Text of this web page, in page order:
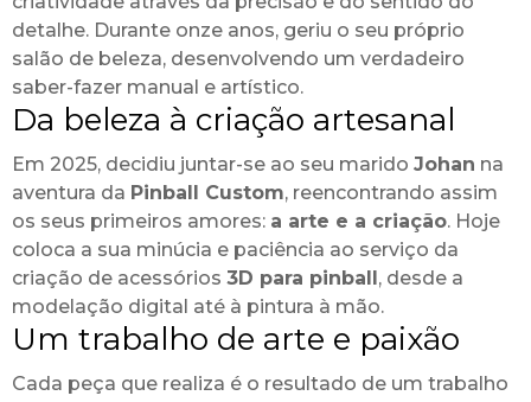
detalhe. Durante onze anos, geriu o seu próprio
salão de beleza, desenvolvendo um verdadeiro
saber-fazer manual e artístico.
Da beleza à criação artesanal
Em 2025, decidiu juntar-se ao seu marido Johan na
aventura da Pinball Custom, reencontrando assim
os seus primeiros amores: a arte e a criação. Hoje
coloca a sua minúcia e paciência ao serviço da
criação de acessórios 3D para pinball, desde a
modelação digital até à pintura à mão.
Um trabalho de arte e paixão
Cada peça que realiza é o resultado de um trabalho